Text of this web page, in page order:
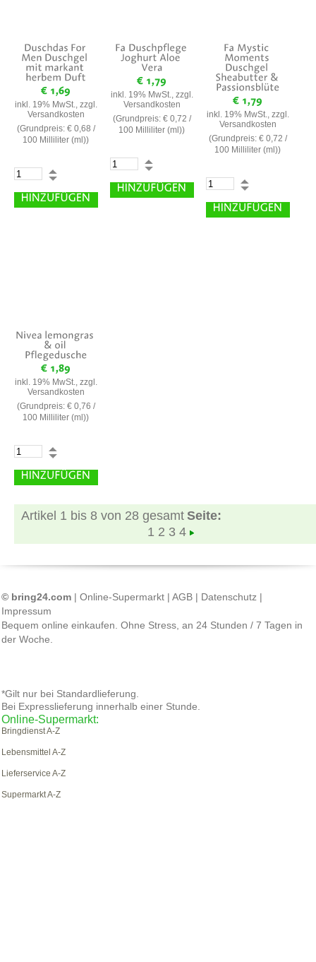
inkl. 19% MwSt., zzgl.
Versandkosten
(Grundpreis: € 0,68 /
100 Milliliter (ml))
inkl. 19% MwSt., zzgl.
Versandkosten
(Grundpreis: € 0,72 /
100 Milliliter (ml))
inkl. 19% MwSt., zzgl.
Versandkosten
(Grundpreis: € 0,72 /
100 Milliliter (ml))
inkl. 19% MwSt., zzgl.
Versandkosten
(Grundpreis: € 0,76 /
100 Milliliter (ml))
Artikel 1 bis 8 von 28 gesamt Seite:
1 2 3 4
© bring24.com | Online-Supermarkt | AGB | Datenschutz |
Impressum
Bequem online einkaufen. Ohne Stress, an 24 Stunden / 7 Tagen in
der Woche.
*Gilt nur bei Standardlieferung.
Bei Expresslieferung innerhalb einer Stunde.
Online-Supermarkt:
Bringdienst A-Z
Lebensmittel A-Z
Lieferservice A-Z
Supermarkt A-Z